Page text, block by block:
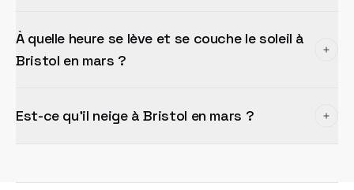
À quelle heure se lève et se couche le soleil à
Bristol en mars ?
Est-ce qu'il neige à Bristol en mars ?